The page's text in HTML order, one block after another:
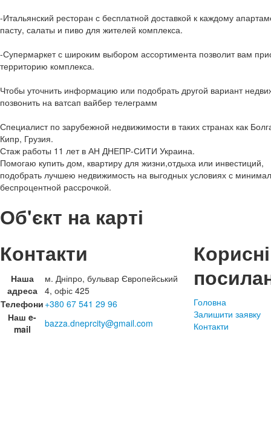
-Итальянский ресторан с бесплатной доставкой к каждому
пасту, салаты и пиво для жителей комплекса.
-Супермаркет с широким выбором ассортимента позволит вам
территорию комплекса.
Чтобы уточнить информацию или подобрать другой вариант
позвонить на ватсап вайбер телеграмм
Специалист по зарубежной недвижимости в таких странах как
Кипр, Грузия.
Стаж работы 11 лет в АН ДНЕПР-СИТИ Украина.
Помогаю купить дом, квартиру для жизни,отдыха или инвестиций,
подобрать лучшею недвижимость на выгодных условиях с
беспроцентной рассрочкой.
Об'єкт на карті
Контакти
Наша
адреса
м. Дніпро, бульвар Європейський
4, офіс 425
Телефони +380 67 541 29 96
Наш e-
mail
bazza.dneprcity@gmail.com
Корисні
Головна
Залишити заявку
Контакти